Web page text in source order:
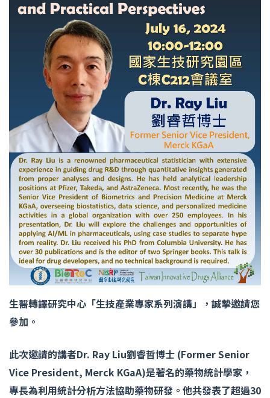
生醫轉譯研究中心「生技產業專家系列演講」，誠摯邀請您
參加。
此次邀請的講者Dr. Ray Liu劉睿哲博士 (Former Senior
Vice President, Merck KGaA)是著名的藥物統計學家，
專長為利用統計分析方法協助藥物研發。他共發表了超過30